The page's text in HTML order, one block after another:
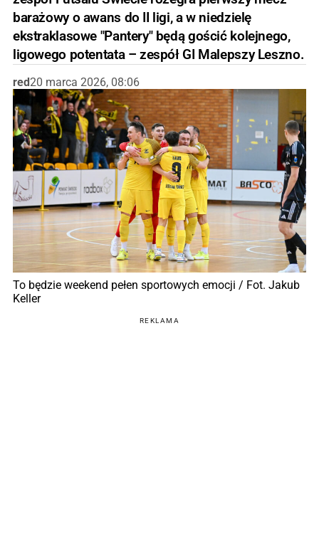
barażowy o awans do II ligi, a w niedzielę
ekstraklasowe "Pantery" będą gościć kolejnego,
ligowego potentata – zespół GI Malepszy Leszno.
red20 marca 2026, 08:06
To będzie weekend pełen sportowych emocji / Fot. Jakub
Keller
REKLAMA